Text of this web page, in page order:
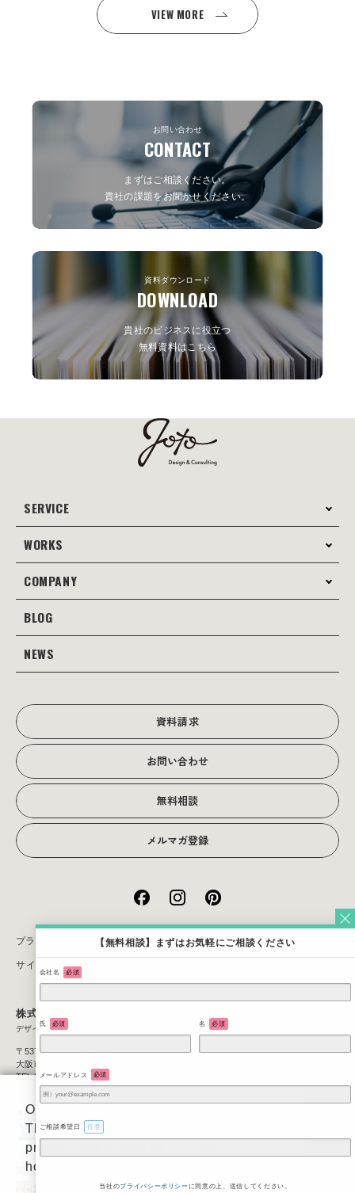
トです。ホームページ更新や
保守の体制強化、社内外との
WEBサイト管理の最新動向を
知り、自社サイトのパフォー
マンスを最大限に引き出すヒ
ントを一緒に探ってみません
か？
客との重要な接点であり、第
一印象を形成するツールで
Webサイト保守の最新戦略か
ら技術的改善の真相まで、ビ
ジネスに与える驚きの影響を
探ります。競合と差をつける
ための施策や、コンテンツの
質を高める方法も徹底解説。
さあ、あなたの Webサイトを
次のレベルに引き上げるため
ましょう。ここから始める成
功への第一歩をお見逃しな
く。
VIEW MORE
資料ダウンロード
DOWNLOAD
貴社のビジネスに役立つ
無料資料はこちら
お問い合わせ
CONTACT
まずはご相談ください。
貴社の課題をお聞かせください。
SERVICE
サービス案内
コンサルティング
Web広告･SEO対策
WORKS
制作事例
Web
COMPANY
会社案内
当社の強み
会社沿革
BLOG
JOTOブログ
NEWS
資料請求
お問い合わせ
無料相談
メルマガ登録
プライバシーポリシー
サイトマップ
株式会社JOTO
デザイン＆コンサルティング
〒537-0025
大阪市東成区中道3丁目1番1号
TEL:06-6971-4560
関連サイト
【無料相談】まずはお気軽にご相談ください
会社名 必須
氏 必須 名 必須
メールアドレス 必須
ご相談希望日 任意
当社のプライバシーポリシーに同意の上、送信してください。
On our website we use some cookies.
These are necessary for our site to work
properly and to give us information about
how our site is used.